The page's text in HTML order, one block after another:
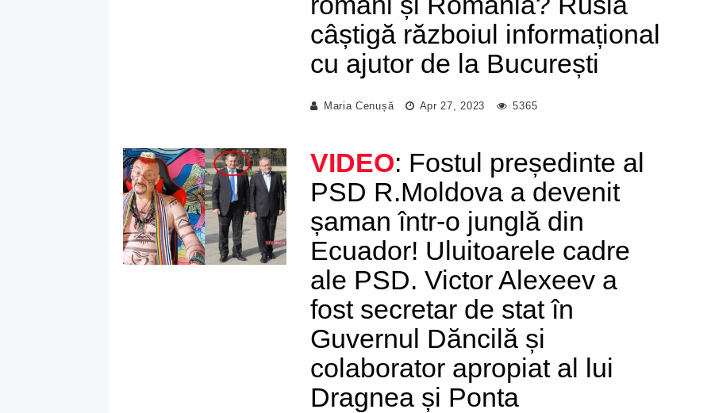
câștigă războiul informațional
cu ajutor de la București
Maria Cenușă Apr 27, 2023 5365
VIDEO: Fostul președinte al
PSD R.Moldova a devenit
șaman într-o junglă din
Ecuador! Uluitoarele cadre
ale PSD. Victor Alexeev a
fost secretar de stat în
Guvernul Dăncilă și
colaborator apropiat al lui
Dragnea și Ponta